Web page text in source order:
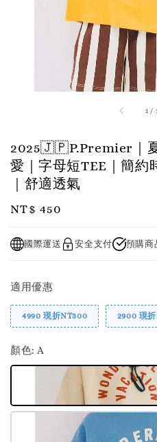
1 /
2025🇯🇵P.Premier｜
愛｜字母短TEE｜簡約
｜舒適透氣
Regular
NT$ 450
國際運送 安全支付 預購商
適用優惠
4990 現折NT300 2900 現
顏色: A